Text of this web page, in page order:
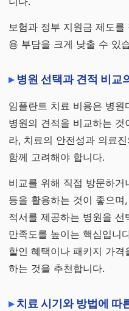
보험과 정부 지원금 제도
용 부담을 크게 낮출 수 있
병원 선택과 견적 비교
임플란트 치료 비용은 병
병원의 견적을 비교하는
라, 치료의 안전성과 의료
함께 고려해야 합니다.
비교를 위해 직접 방문하
등을 활용하는 것이 좋으
적서를 제공하는 병원을
만족도를 높이는 핵심입니
할인 혜택이나 패키지 가
하는 것을 추천합니다.
치료 시기와 방법에 따